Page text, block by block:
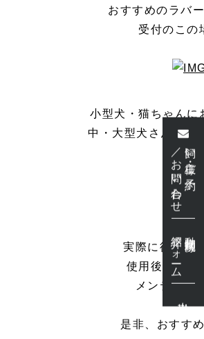
飼い主様・ご予約
／お問い合わせ
紹介フォーム
おすすめのラバ
受付のこの
小型犬・猫ちゃんに
中・大型犬さんにお
実際に待合い
使用後は水で
メンテナン
是非、おすす